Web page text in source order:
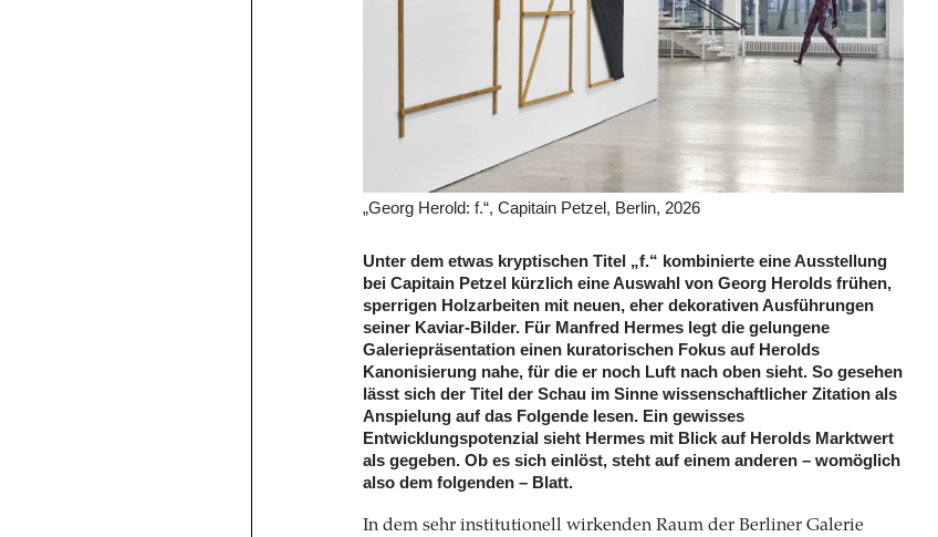
„Georg Herold: f.“, Capitain Petzel, Berlin, 2026
Unter dem etwas kryptischen Titel „f.“ kombinierte eine Ausstellung
bei Capitain Petzel kürzlich eine Auswahl von Georg Herolds frühen,
sperrigen Holzarbeiten mit neuen, eher dekorativen Ausführungen
seiner Kaviar-Bilder. Für Manfred Hermes legt die gelungene
Galeriepräsentation einen kuratorischen Fokus auf Herolds
Kanonisierung nahe, für die er noch Luft nach oben sieht. So gesehen
lässt sich der Titel der Schau im Sinne wissenschaftlicher Zitation als
Anspielung auf das Folgende lesen. Ein gewisses
Entwicklungspotenzial sieht Hermes mit Blick auf Herolds Marktwert
als gegeben. Ob es sich einlöst, steht auf einem anderen – womöglich
also dem folgenden – Blatt.
In dem sehr institutionell wirkenden Raum der Berliner Galerie